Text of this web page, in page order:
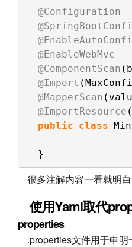
@Configuration
@EnableWebMvc
@ComponentScan
@Import
@MapperScan
@ImportResource (
public class
}
很多注解内容一看就明白
使用Yaml取代
properties
.properties文件用于申明